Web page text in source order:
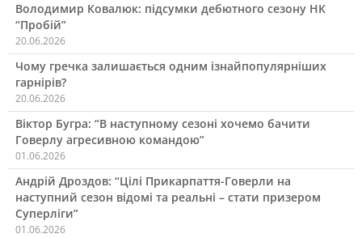
Володимир Ковалюк: підсумки дебютного сезону НК
“Пробій”
20.06.2026
Чому гречка залишається одним ізнайпопулярніших
гарнірів?
20.06.2026
Віктор Бугра: “В наступному сезоні хочемо бачити
Говерлу агресивною командою”
01.06.2026
Андрій Дроздов: “Цілі Прикарпаття-Говерли на
наступний сезон відомі та реальні – стати призером
Суперліги”
01.06.2026